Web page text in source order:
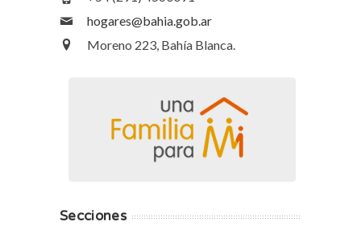
hogares@bahia.gob.ar
Moreno 223, Bahía Blanca.
Secciones